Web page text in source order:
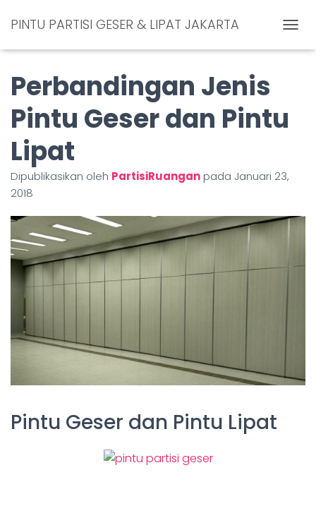
PINTU PARTISI GESER & LIPAT JAKARTA
O
Perbandingan Jenis
Pintu Geser dan Pintu
Lipat
Dipublikasikan oleh PartisiRuangan pada Januari 23,
2018
Pintu Geser dan Pintu Lipat